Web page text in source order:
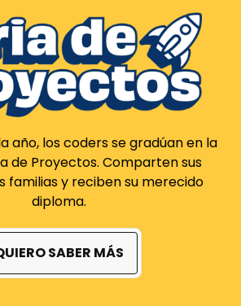
año, los coders se gradúan en la
de Proyectos. Comparten sus
familias y reciben su merecido
diploma.
SABER MÁS